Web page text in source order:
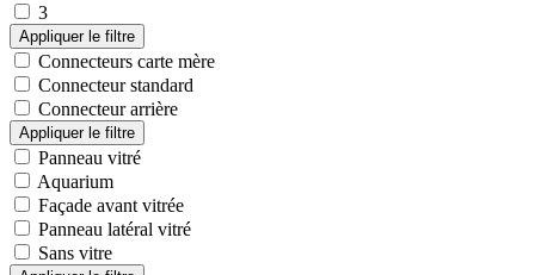
3
Connecteurs carte mère
Connecteur standard
Connecteur arrière
Panneau vitré
Aquarium
Façade avant vitrée
Panneau latéral vitré
Sans vitre